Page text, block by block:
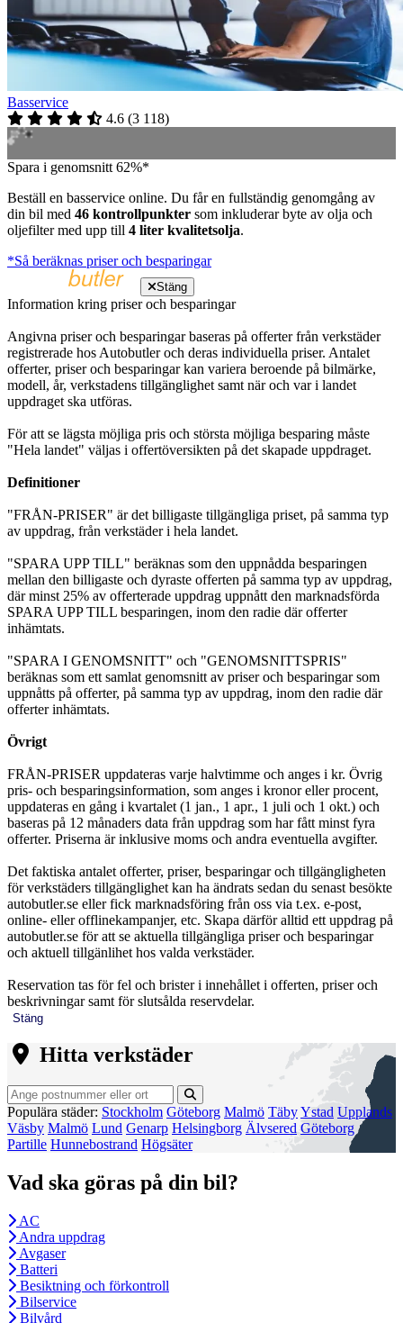
Basservice
4.6 (3 118)
Spara i genomsnitt 62%*
Beställ en basservice online. Du får en fullständig genomgång av
din bil med 46 kontrollpunkter som inkluderar byte av olja och
oljefilter med upp till 4 liter kvalitetsolja.
*Så beräknas priser och besparingar
Stäng
Information kring priser och besparingar
Angivna priser och besparingar baseras på offerter från verkstäder
registrerade hos Autobutler och deras individuella priser. Antalet
offerter, priser och besparingar kan variera beroende på bilmärke,
modell, år, verkstadens tillgänglighet samt när och var i landet
uppdraget ska utföras.
För att se lägsta möjliga pris och största möjliga besparing måste
"Hela landet" väljas i offertöversikten på det skapade uppdraget.
Definitioner
"FRÅN-PRISER" är det billigaste tillgängliga priset, på samma typ
av uppdrag, från verkstäder i hela landet.
"SPARA UPP TILL" beräknas som den uppnådda besparingen
mellan den billigaste och dyraste offerten på samma typ av uppdrag,
där minst 25% av offerterade uppdrag uppnått den marknadsförda
SPARA UPP TILL besparingen, inom den radie där offerter
inhämtats.
"SPARA I GENOMSNITT" och "GENOMSNITTSPRIS"
beräknas som ett samlat genomsnitt av priser och besparingar som
uppnåtts på offerter, på samma typ av uppdrag, inom den radie där
offerter inhämtats.
Övrigt
FRÅN-PRISER uppdateras varje halvtimme och anges i kr. Övrig
pris- och besparingsinformation, som anges i kronor eller procent,
uppdateras en gång i kvartalet (1 jan., 1 apr., 1 juli och 1 okt.) och
baseras på 12 månaders data från uppdrag som har fått minst fyra
offerter. Priserna är inklusive moms och andra eventuella avgifter.
Det faktiska antalet offerter, priser, besparingar och tillgängligheten
för verkstäders tillgänglighet kan ha ändrats sedan du senast besökte
autobutler.se eller fick marknadsföring från oss via t.ex. e-post,
online- eller offlinekampanjer, etc. Skapa därför alltid ett uppdrag på
autobutler.se för att se aktuella tillgängliga priser och besparingar
och aktuell tillgänlihet hos valda verkstäder.
Reservation tas för fel och brister i innehållet i offerten, priser och
beskrivningar samt för slutsålda reservdelar.
Stäng
Hitta verkstäder
Populära städer: Stockholm Göteborg Malmö TäbyYstad Upplands
Väsby Malmö Lund Genarp Helsingborg Älvsered Göteborg
Partille Hunnebostrand Högsäter
Vad ska göras på din bil?
AC
Andra uppdrag
Avgaser
Batteri
Besiktning och förkontroll
Bilservice
Bilvård